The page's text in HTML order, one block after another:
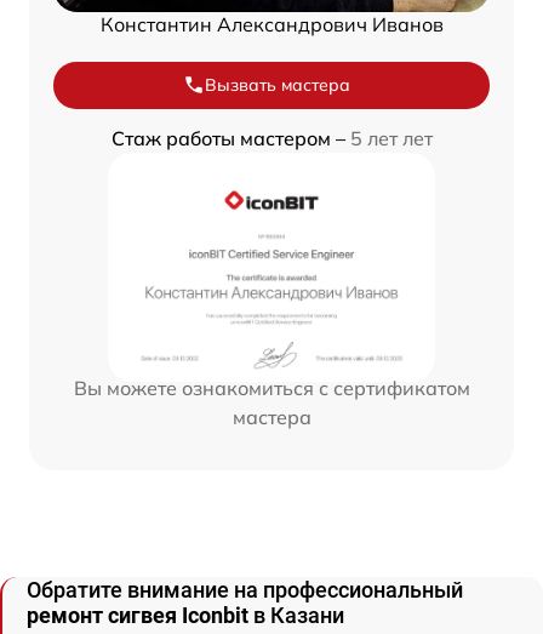
Константин Александрович Иванов
Вызвать мастера
Стаж работы мастером – 5 лет лет
Вы можете ознакомиться с сертификатом
мастера
Обратите внимание на профессиональный
ремонт сигвея Iconbit в Казани